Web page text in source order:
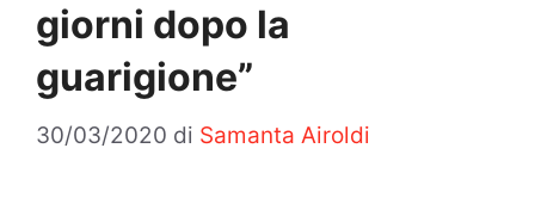
giorni dopo la
guarigione”
30/03/2020 di Samanta Airoldi